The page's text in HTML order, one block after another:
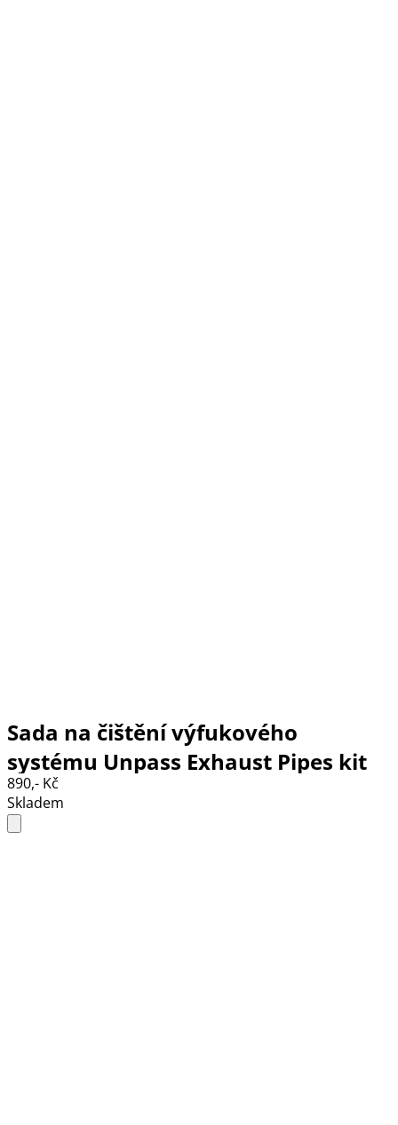
Sada na čištění výfukového
systému Unpass Exhaust Pipes kit
890,- Kč
Skladem